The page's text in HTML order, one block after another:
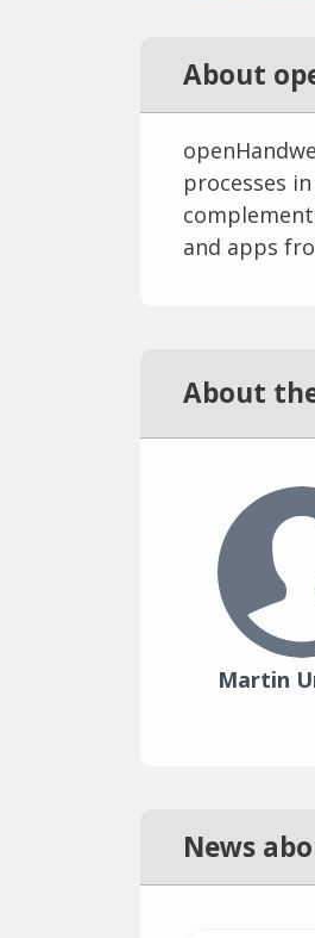
About
processes
and apps
About
Martin
News